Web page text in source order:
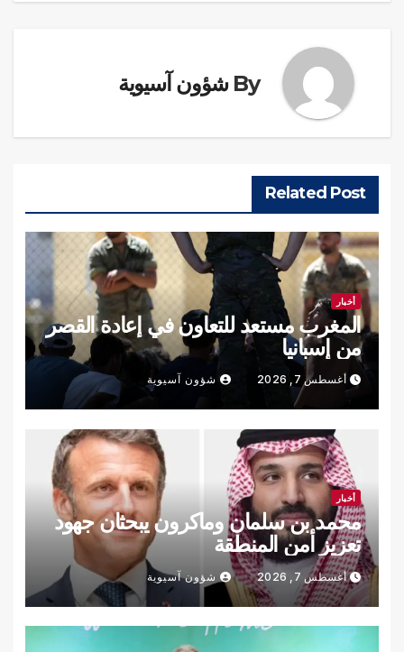
By شؤون آسيوية
Related Post
أخبار
المغرب مستعد للتعاون في إعادة القصر
من إسبانيا
أغسطس 7, 2026 شؤون آسيوية
أخبار
محمد بن سلمان وماكرون يبحثان جهود
تعزيز أمن المنطقة
أغسطس 7, 2026 شؤون آسيوية